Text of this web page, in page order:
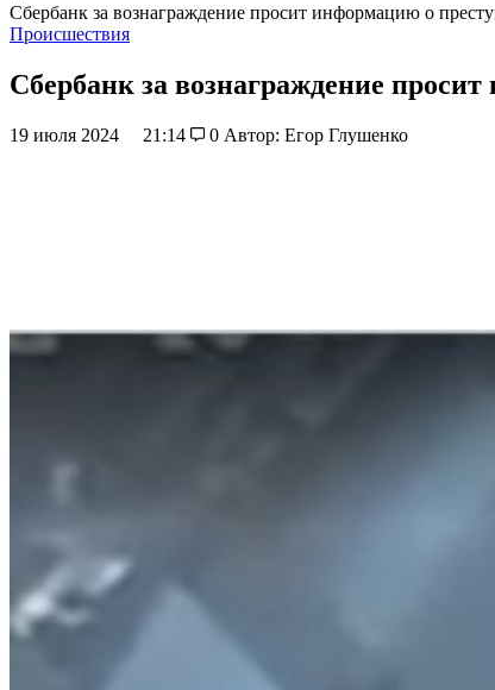
Сбербанк за вознаграждение просит информацию о
Происшествия
Сбербанк за вознаграждение
19 июля 2024 21:14 0 Автор: Егор Глушенко